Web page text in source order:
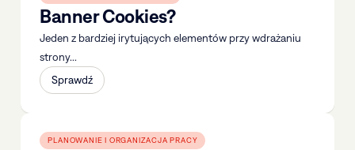
Banner Cookies?
Jeden z bardziej irytujących elementów przy wdrażaniu
strony...
Sprawdź
PLANOWANIE I ORGANIZACJA PRACY